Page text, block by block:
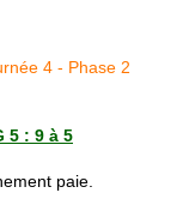
5 : 9 à 5
paie.